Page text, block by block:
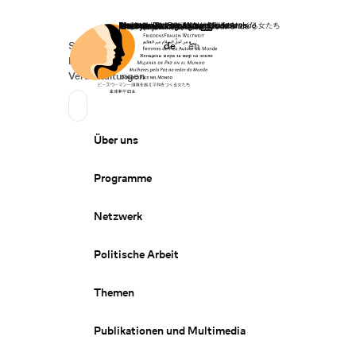
Startseite
Secondary Navigation
Spenden
News
Veranstaltungen
Sprache wechseln
Deutsch
de English
en
Primary Navigation
Über uns
Programme
Netzwerk
Politische Arbeit
Themen
Publikationen und Multimedia